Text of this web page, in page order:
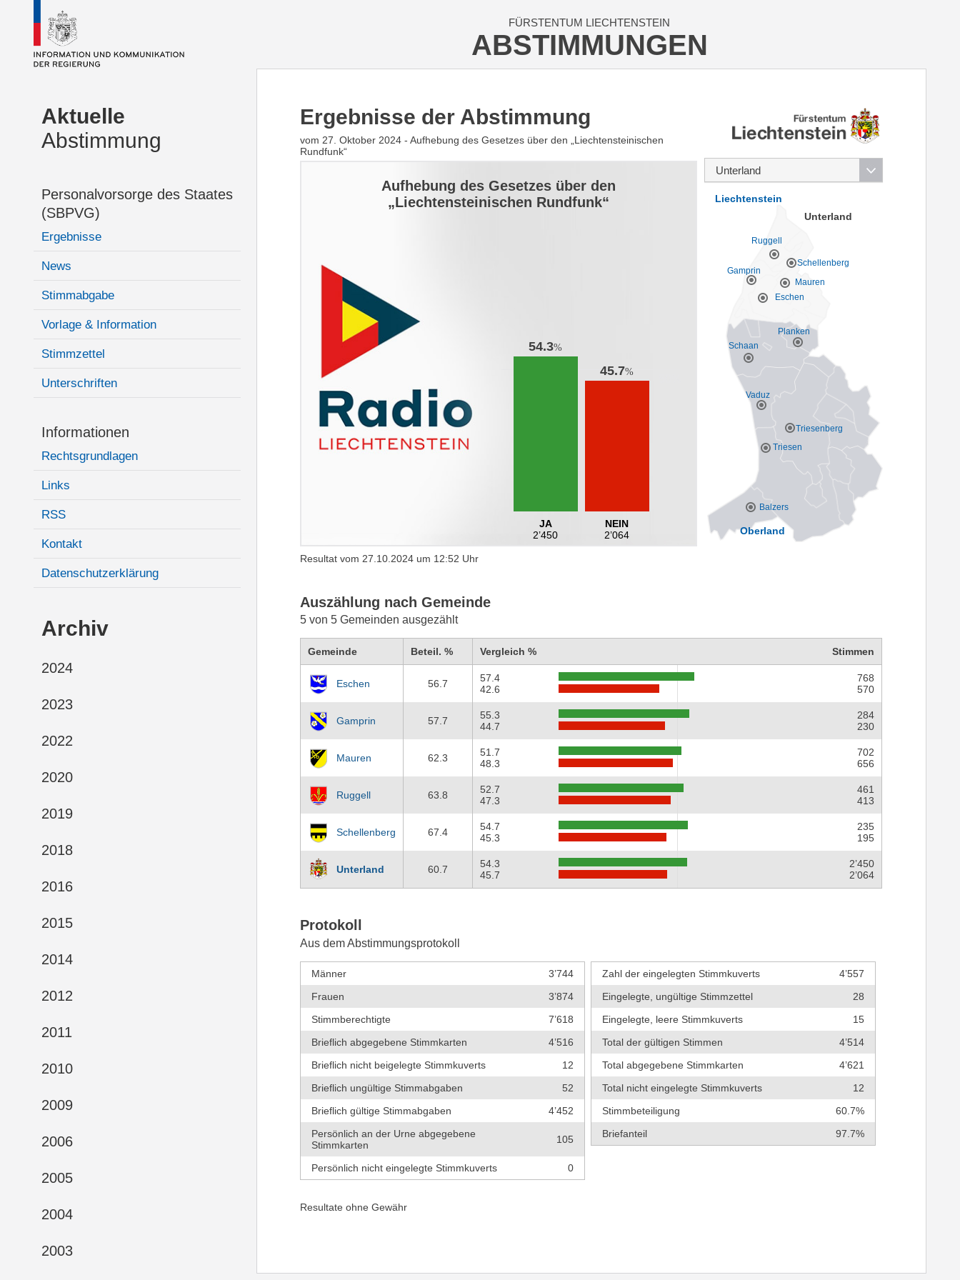
FÜRSTENTUM LIECHTENSTEIN
ABSTIMMUNGEN
Aktuelle
Abstimmung
Personalvorsorge des Staates
(SBPVG)
Ergebnisse
News
Stimmabgabe
Vorlage & Information
Stimmzettel
Unterschriften
Informationen
Rechtsgrundlagen
Links
RSS
Kontakt
Datenschutzerklärung
Archiv
2024
2023
2022
2020
2019
2018
2016
2015
2014
2012
2011
2010
2009
2006
2005
2004
2003
Vaduz
Balzers
Planken
Schaan
Triesen
Triesenberg
Eschen
Gamprin
Mauren
Ruggell
Schellenberg
Oberland
Unterland
Liechtenstein
Ergebnisse der Abstimmung
vom 27. Oktober 2024 - Aufhebung des Gesetzes über den „Liechtensteinischen
Rundfunk“
Aufhebung des Gesetzes über den
„Liechtensteinischen Rundfunk“
54.3%
JA
2’450
45.7%
NEIN
2’064
Resultat vom 27.10.2024 um 12:52 Uhr
Auszählung nach Gemeinde
5 von 5 Gemeinden ausgezählt
Gemeinde Beteil. % Vergleich % Stimmen
Eschen 56.7
57.4
42.6
768
570
Gamprin 57.7
55.3
44.7
284
230
Mauren 62.3
51.7
48.3
702
656
Ruggell 63.8
52.7
47.3
461
413
Schellenberg 67.4
54.7
45.3
235
195
Unterland 60.7
54.3
45.7
2’450
2’064
Protokoll
Aus dem Abstimmungsprotokoll
Männer
3’744
Frauen
3’874
Stimmberechtigte
7’618
Brieflich abgegebene Stimmkarten
4’516
Brieflich nicht beigelegte Stimmkuverts
12
Brieflich ungültige Stimmabgaben
52
Brieflich gültige Stimmabgaben
4’452
Persönlich an der Urne abgegebene
Stimmkarten
105
Persönlich nicht eingelegte Stimmkuverts 0
Zahl der eingelegten Stimmkuverts
4’557
Eingelegte, ungültige Stimmzettel
28
Eingelegte, leere Stimmkuverts
15
Total der gültigen Stimmen
4’514
Total abgegebene Stimmkarten
4’621
Total nicht eingelegte Stimmkuverts
12
Stimmbeteiligung
60.7%
Briefanteil
97.7%
Resultate ohne Gewähr